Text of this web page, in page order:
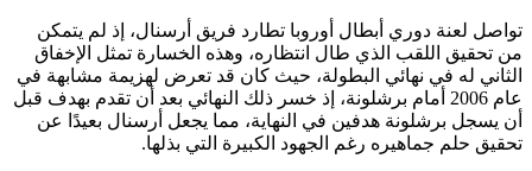
تواصل لعنة دوري أبطال أوروبا تطارد فريق أرسنال، إذ لم يتمكن
من تحقيق اللقب الذي طال انتظاره، وهذه الخسارة تمثل الإخفاق
الثاني له في نهائي البطولة، حيث كان قد تعرض لهزيمة مشابهة في
عام 2006 أمام برشلونة، إذ خسر ذلك النهائي بعد أن تقدم بهدف قبل
أن يسجل برشلونة هدفين في النهاية، مما يجعل أرسنال بعيدًا عن
تحقيق حلم جماهيره رغم الجهود الكبيرة التي بذلها.